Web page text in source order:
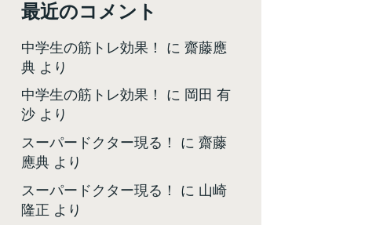
最近のコメント
中学生の筋トレ効果！ に 齋藤應
典 より
中学生の筋トレ効果！ に 岡田 有
沙 より
スーパードクター現る！ に 齋藤
應典 より
スーパードクター現る！ に 山崎
隆正 より